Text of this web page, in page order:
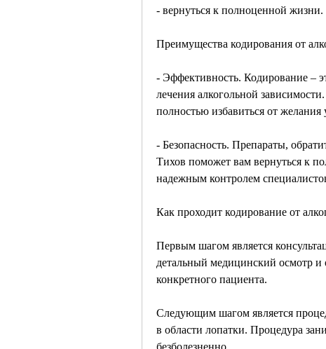
- вернуться к полноценной жизни.
Преимущества кодирования от
- Эффективность. Кодирование –
лечения алкогольной
полностью избавиться от желания
- Безопасность. Препараты,
Тихов поможет вам вернуться к
надежным контролем
Как проходит кодирование от
Первым шагом является
детальный медицинский осмотр и
конкретного пациента.
Следующим шагом является
в области лопатки. Процедура
безболезненно.